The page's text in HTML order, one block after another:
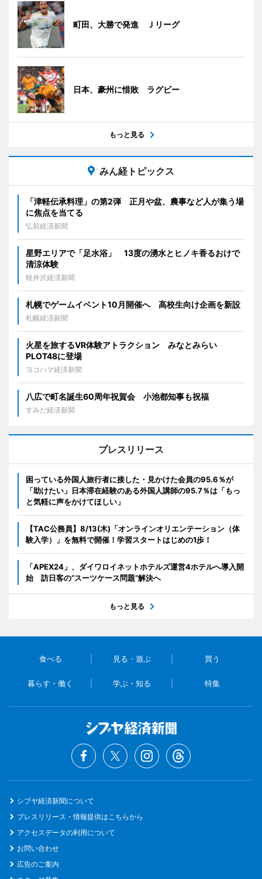
町田、大勝で発進 Ｊリーグ
日本、豪州に惜敗 ラグビー
もっと見る
みん経トピックス
「津軽伝承料理」の第2弾 正月や盆、農事など人が集う場
に焦点を当てる
弘前経済新聞
星野エリアで「足水浴」 13度の湧水とヒノキ香るおけで
清涼体験
軽井沢経済新聞
札幌でゲームイベント10月開催へ 高校生向け企画を新設
札幌経済新聞
火星を旅するVR体験アトラクション みなとみらい
PLOT48に登場
ヨコハマ経済新聞
八広で町名誕生60周年祝賀会 小池都知事も祝福
すみだ経済新聞
プレスリリース
困っている外国人旅行者に接した・見かけた会員の95.6％が
「助けたい」日本滞在経験のある外国人講師の95.7％は「もっ
と気軽に声をかけてほしい」
【TAC公務員】8/13(木)「オンラインオリエンテーション（体
験入学）」を無料で開催！学習スタートはじめの1歩！
「APEX24」、ダイワロイネットホテルズ運営4ホテルへ導入開
始 訪日客の“スーツケース問題”解決へ
もっと見る
食べる 見る・遊ぶ 買う
暮らす・働く 学ぶ・知る 特集
シブヤ経済新聞について
プレスリリース・情報提供はこちらから
アクセスデータの利用について
お問い合わせ
広告のご案内